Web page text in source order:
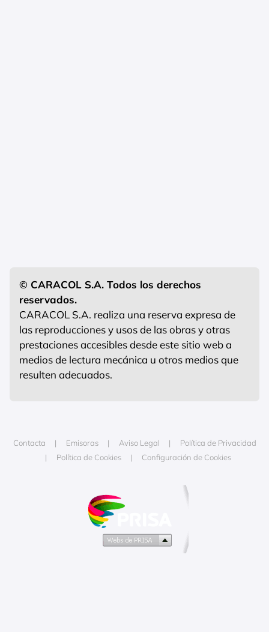
© CARACOL S.A. Todos los derechos
reservados.
CARACOL S.A. realiza una reserva expresa de
las reproducciones y usos de las obras y otras
prestaciones accesibles desde este sitio web a
medios de lectura mecánica u otros medios que
resulten adecuados.
Contacta Emisoras Aviso Legal
Política de Privacidad
Política de Cookies
Configuración de Cookies